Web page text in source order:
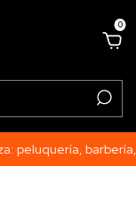
0
barbería,